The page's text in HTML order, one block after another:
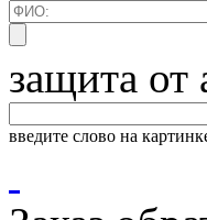
защита от
введите слово на